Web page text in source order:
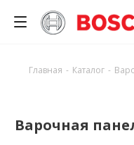
Главная - Каталог -
Варочная